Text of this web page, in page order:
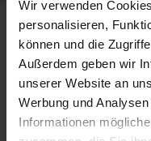
Wir verwenden
personalisieren,
können und die
Außerdem geben wir
unserer Website an
Werbung und
Informationen
Die für die
„Summe
übereinstimmen.
Relevante